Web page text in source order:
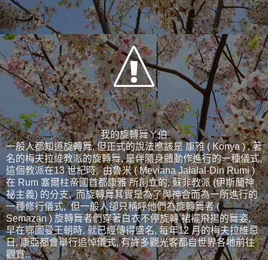
我的旋轉舞ㄚ伯
一般人都知道旋轉舞, 但正式的說法應該是 康雅 ( Konya ) , 著
名的梅夫拉維教派的旋轉舞, 是伴隨身體動作進行的一種儀式,
這個教派在13 世紀時, 由魯米 ( Meviana Jalalal-Din Rumi )
在 Rum 塞爾柱帝國首都康雅 所創立的, 蘇非教派 (伊斯蘭神
祕主義) 的分支, 而旋轉舞其實是為了與神合而為一所進行的
一種修行儀式, 但一般人卻只稱呼他們為旋轉舞者 (
Semazan ) 旋轉舞者們穿著白衣不停旋轉 裙襬飛揚的舞姿,
早在鄂圖曼王朝時, 就已經傳得盛名, 每年12 月的梅夫拉維忌
日, 康亞都會舉行追悼儀式, 有許多觀光客都自世界各地前往
觀賞..